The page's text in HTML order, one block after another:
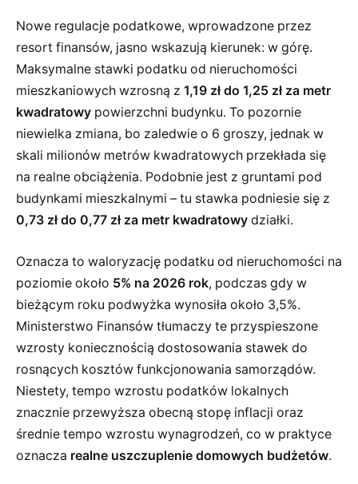
Nowe regulacje podatkowe, wprowadzone przez
resort finansów, jasno wskazują kierunek: w górę.
Maksymalne stawki podatku od nieruchomości
mieszkaniowych wzrosną z 1,19 zł do 1,25 zł za metr
kwadratowy powierzchni budynku. To pozornie
niewielka zmiana, bo zaledwie o 6 groszy, jednak w
skali milionów metrów kwadratowych przekłada się
na realne obciążenia. Podobnie jest z gruntami pod
budynkami mieszkalnymi – tu stawka podniesie się z
0,73 zł do 0,77 zł za metr kwadratowy działki.
Oznacza to waloryzację podatku od nieruchomości na
poziomie około 5% na 2026 rok, podczas gdy w
bieżącym roku podwyżka wynosiła około 3,5%.
Ministerstwo Finansów tłumaczy te przyspieszone
wzrosty koniecznością dostosowania stawek do
rosnących kosztów funkcjonowania samorządów.
Niestety, tempo wzrostu podatków lokalnych
znacznie przewyższa obecną stopę inflacji oraz
średnie tempo wzrostu wynagrodzeń, co w praktyce
oznacza realne uszczuplenie domowych budżetów.